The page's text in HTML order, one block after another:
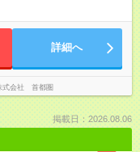
詳細へ
式会社 首都圏
掲載日：2026.08.06